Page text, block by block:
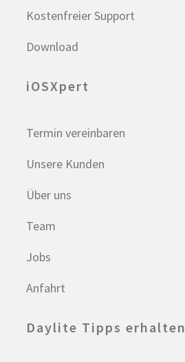
Kostenfreier Support
Download
iOSXpert
Termin vereinbaren
Unsere Kunden
Über uns
Team
Jobs
Anfahrt
Daylite Tipps erhalten